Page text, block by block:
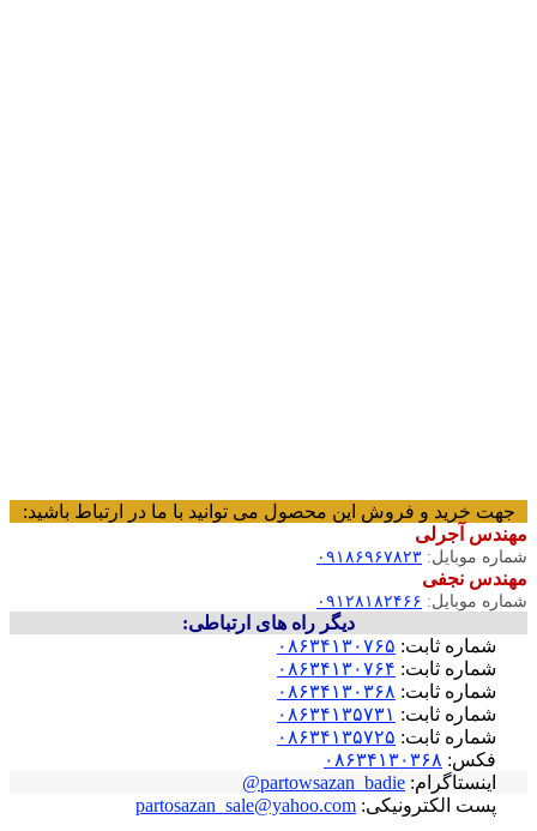
جهت خرید و فروش این محصول می توانید با ما در ارتباط باشید:
مهندس آجرلی
شماره موبایل: ۰۹۱۸۶۹۶۷۸۲۳
مهندس نجفی
شماره موبایل: ۰۹۱۲۸۱۸۲۴۶۶
دیگر راه های ارتباطی:
شماره ثابت: ۰۸۶۳۴۱۳۰۷۶۵
شماره ثابت: ۰۸۶۳۴۱۳۰۷۶۴
شماره ثابت: ۰۸۶۳۴۱۳۰۳۶۸
شماره ثابت: ۰۸۶۳۴۱۳۵۷۳۱
شماره ثابت: ۰۸۶۳۴۱۳۵۷۲۵
فکس: ۰۸۶۳۴۱۳۰۳۶۸
اینستاگرام: partowsazan_badie@
پست الکترونیکی: partosazan_sale@yahoo.com